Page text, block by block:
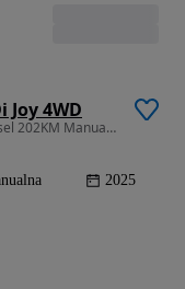
Joy 4WD
2157 cm3 • 202 KM • JOY 4x4 PICK-UP 2.2 Diesel 202KM Manual Nowy WYPRZEDAŻ -23%
2025